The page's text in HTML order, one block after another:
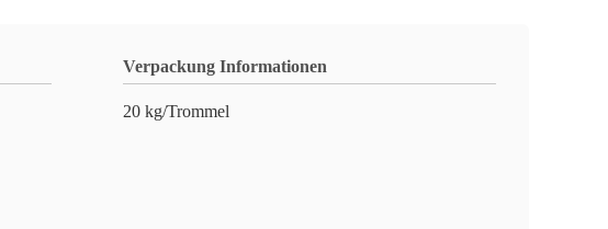
Verpackung Informationen
20 kg/Trommel